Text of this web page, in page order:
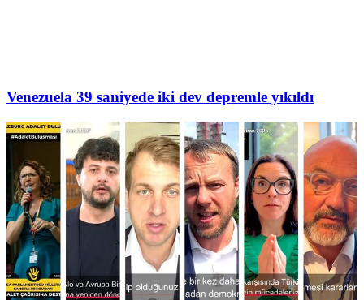
Venezuela 39 saniyede iki dev depremle yıkıldı